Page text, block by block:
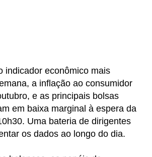
indicador econômico mais
a inflação ao consumidor
e as principais bolsas
em baixa marginal à espera da
Uma bateria de dirigentes
os dados ao longo do dia.